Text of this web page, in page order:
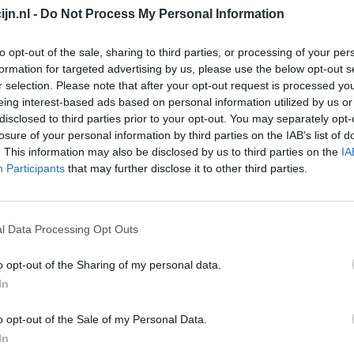
- Do Not Process My Personal Information
opt-out of the sale, sharing to third parties, or processing of your
for targeted advertising by us, please use the below opt-out
selection. Please note that after your opt-out request is processed
interest-based ads based on personal information utilized by us
to third parties prior to your opt-out. You may separately
of your personal information by third parties on the IAB’s list of
This information may also be disclosed by us to third parties on the
Participants that may further disclose it to other third parties.
Data Processing Opt Outs
opt-out of the Sharing of my personal data.
opt-out of the Sale of my Personal Data.
Depressie - antidepressiva overig
Pijn - morfine-achtigen
Schildklier - hypothyroidie (traagwerkend)
Maagzuur - protonpompremmers
Bloeddruk - betablokkers
Epilepsie
Depressie - antidepressiva overig
Depressie - antidepressiva TCA
Depressie - antidepressiva overig
Anticonceptie - eenfase
Psychose / schizofrenie - antipsychotica
Depressie - antidepressiva SSRI